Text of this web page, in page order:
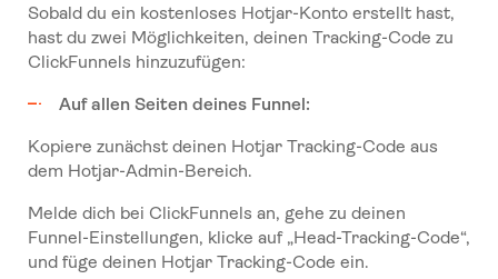
Sobald du ein kostenloses Hotjar-Konto erstellt hast,
hast du zwei Möglichkeiten, deinen Tracking-Code zu
ClickFunnels hinzuzufügen:
Auf allen Seiten deines Funnel:
Kopiere zunächst deinen Hotjar Tracking-Code aus
dem Hotjar-Admin-Bereich.
Melde dich bei ClickFunnels an, gehe zu deinen
Funnel-Einstellungen, klicke auf „Head-Tracking-Code“,
und füge deinen Hotjar Tracking-Code ein.